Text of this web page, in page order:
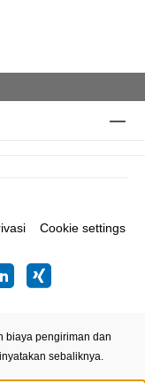
Cookie settings
biaya pengiriman dan
sebaliknya.